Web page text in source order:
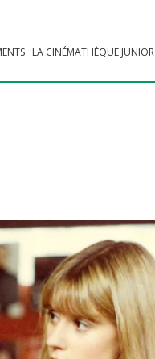
LA CINÉMATHÈQUE JUNIOR